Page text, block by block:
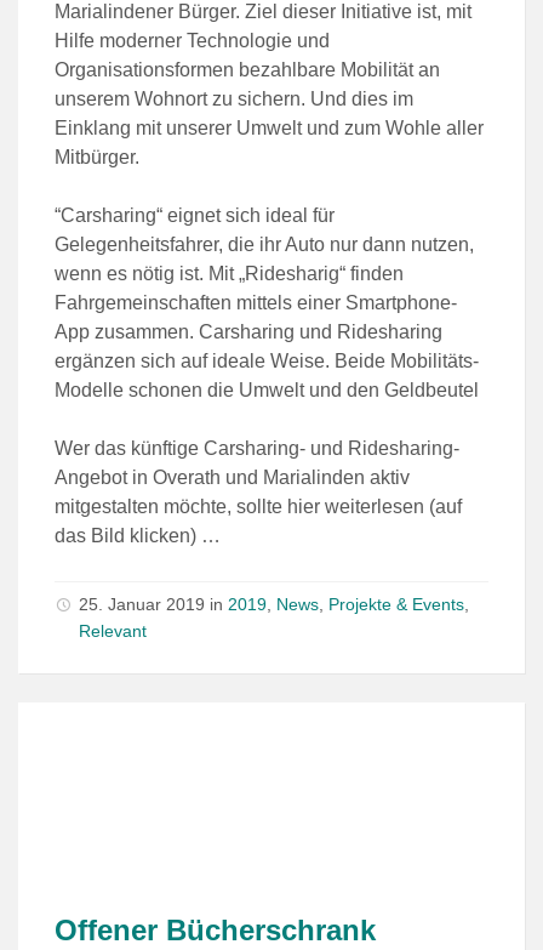
Marialindener Bürger. Ziel dieser Initiative ist, mit
Hilfe moderner Technologie und
Organisationsformen bezahlbare Mobilität an
unserem Wohnort zu sichern. Und dies im
Einklang mit unserer Umwelt und zum Wohle aller
Mitbürger.
“Carsharing“ eignet sich ideal für
Gelegenheitsfahrer, die ihr Auto nur dann nutzen,
wenn es nötig ist. Mit „Ridesharig“ finden
Fahrgemeinschaften mittels einer Smartphone-
App zusammen. Carsharing und Ridesharing
ergänzen sich auf ideale Weise. Beide Mobilitäts-
Modelle schonen die Umwelt und den Geldbeutel
Wer das künftige Carsharing- und Ridesharing-
Angebot in Overath und Marialinden aktiv
mitgestalten möchte, sollte hier weiterlesen (auf
das Bild klicken) …
25. Januar 2019 in 2019, News, Projekte & Events,
Relevant
Offener Bücherschrank